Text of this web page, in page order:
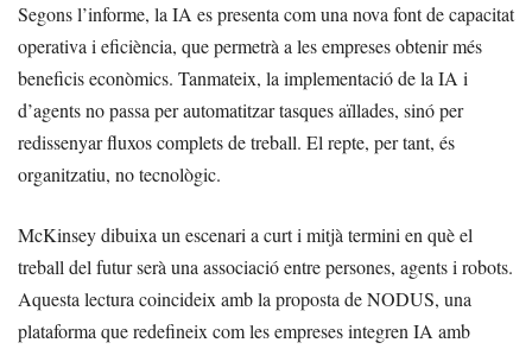
Segons l’informe, la IA es presenta com una nova font de capacitat
operativa i eficiència, que permetrà a les empreses obtenir més
beneficis econòmics. Tanmateix, la implementació de la IA i
d’agents no passa per automatitzar tasques aïllades, sinó per
redissenyar fluxos complets de treball. El repte, per tant, és
organitzatiu, no tecnològic.
McKinsey dibuixa un escenari a curt i mitjà termini en què el
treball del futur serà una associació entre persones, agents i robots.
Aquesta lectura coincideix amb la proposta de NODUS, una
plataforma que redefineix com les empreses integren IA amb